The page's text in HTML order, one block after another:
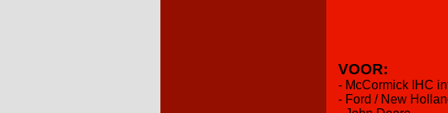
VOOR:
- McCormick IHC
- Ford / New